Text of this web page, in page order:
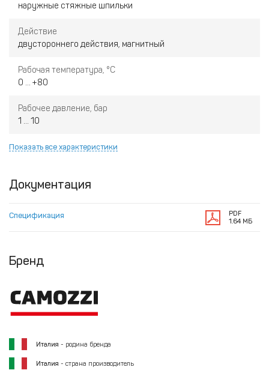
наружные стяжные шпильки
Действие
двустороннего действия, магнитный
Рабочая температура, °С
0 ... +80
Рабочее давление, бар
1 ... 10
Показать все характеристики
Документация
Спецификация
PDF
1.64 МБ
Бренд
Италия - родина бренда
Италия - страна производитель